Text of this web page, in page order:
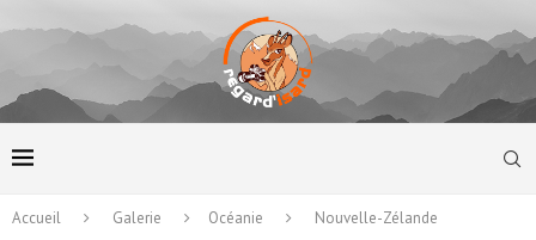
Accueil Galerie Océanie Nouvelle-Zélande